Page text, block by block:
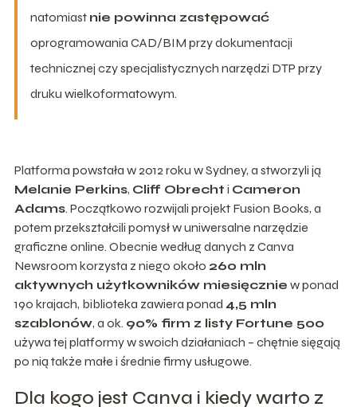
natomiast nie powinna zastępować
oprogramowania CAD/BIM przy dokumentacji
technicznej czy specjalistycznych narzędzi DTP przy
druku wielkoformatowym.
Platforma powstała w 2012 roku w Sydney, a stworzyli ją
Melanie Perkins, Cliff Obrecht i Cameron
Adams. Początkowo rozwijali projekt Fusion Books, a
potem przekształcili pomysł w uniwersalne narzędzie
graficzne online. Obecnie według danych z Canva
Newsroom korzysta z niego około 260 mln
aktywnych użytkowników miesięcznie w ponad
190 krajach, biblioteka zawiera ponad 4,5 mln
szablonów, a ok. 90% firm z listy Fortune 500
używa tej platformy w swoich działaniach – chętnie sięgają
po nią także małe i średnie firmy usługowe.
Dla kogo jest Canva i kiedy warto z